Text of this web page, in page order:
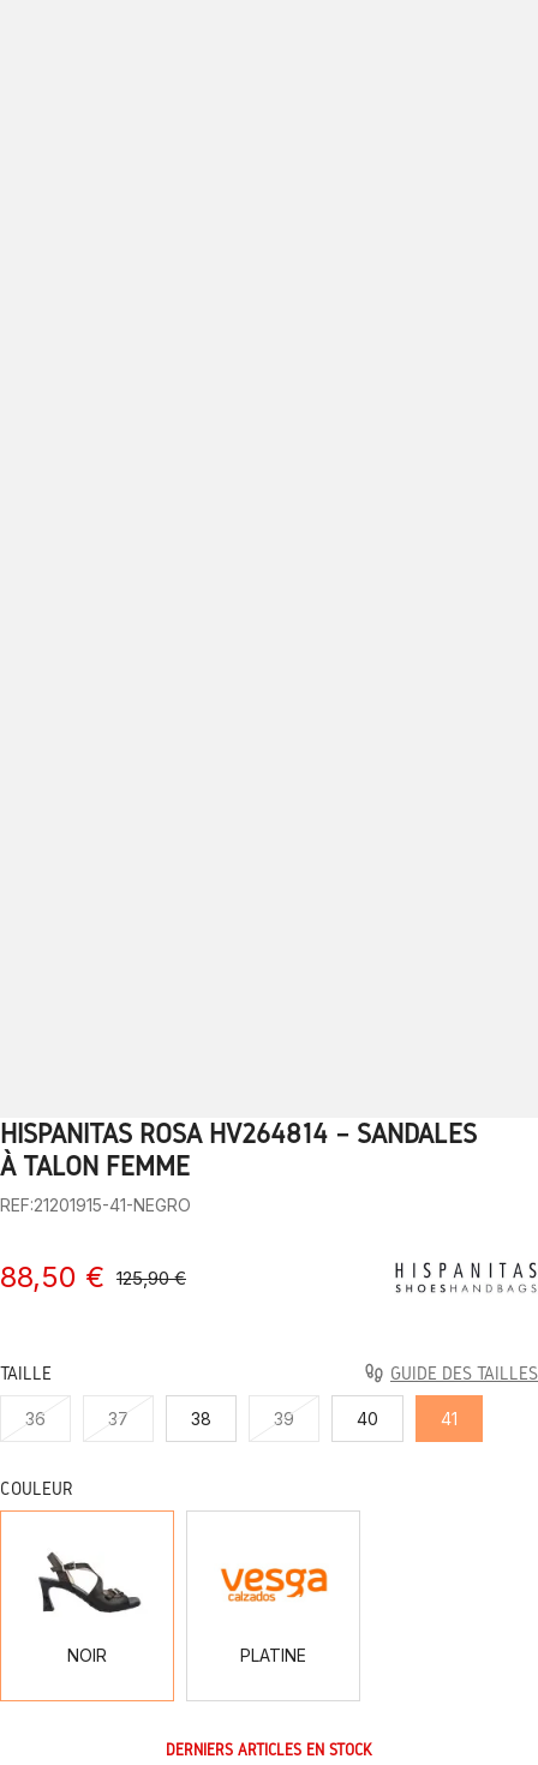
1 2 3 4 5 6 7 8 9 10
HISPANITAS ROSA HV264814 – SANDALES
À TALON FEMME
REF:21201915-41-NEGRO
88,50 € 125,90 €
TAILLE GUIDE DES TAILLES
36 37 38 39 40 41
COULEUR
NOIR PLATINE
DERNIERS ARTICLES EN STOCK